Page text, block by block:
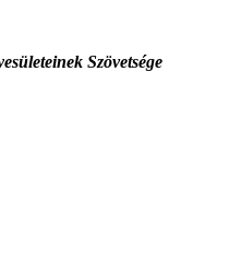
Szövetsége